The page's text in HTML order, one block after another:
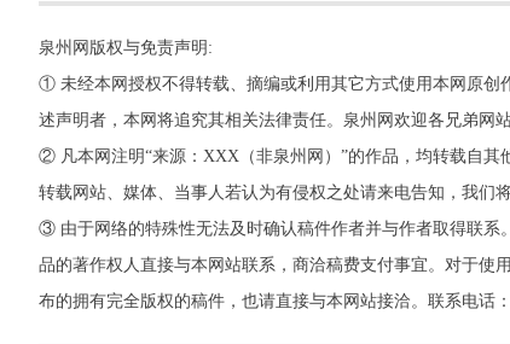
泉州网版权与免责声明:
① 未经本网授权不得转载、摘编或利用其它方式使用本网原创
述声明者，本网将追究其相关法律责任。泉州网欢迎各兄弟网
② 凡本网注明“来源：XXX（非泉州网）”的作品，均转载自
转载网站、媒体、当事人若认为有侵权之处请来电告知，我们将
③ 由于网络的特殊性无法及时确认稿件作者并与作者取得联系
品的著作权人直接与本网站联系，商洽稿费支付事宜。对于使
布的拥有完全版权的稿件，也请直接与本网站接洽。联系电话：